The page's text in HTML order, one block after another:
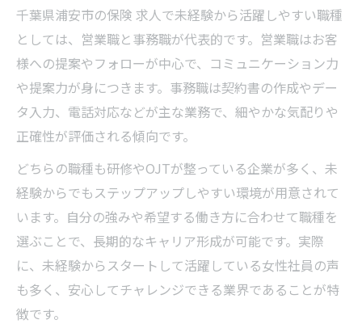
千葉県浦安市の保険 求人で未経験から活躍しやすい職種
としては、営業職と事務職が代表的です。営業職はお客
様への提案やフォローが中心で、コミュニケーション力
や提案力が身につきます。事務職は契約書の作成やデー
タ入力、電話対応などが主な業務で、細やかな気配りや
正確性が評価される傾向です。
どちらの職種も研修やOJTが整っている企業が多く、未
経験からでもステップアップしやすい環境が用意されて
います。自分の強みや希望する働き方に合わせて職種を
選ぶことで、長期的なキャリア形成が可能です。実際
に、未経験からスタートして活躍している女性社員の声
も多く、安心してチャレンジできる業界であることが特
徴です。